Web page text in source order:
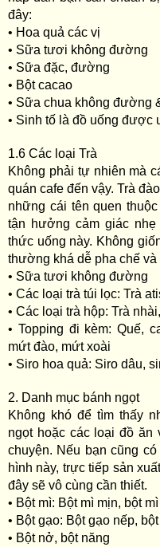
đây:
• Hoa quả các vị
• Sữa tươi không đường
• Sữa đặc, đường
• Bột cacao
• Sữa chua không đường
• Sinh tố là đồ uống được
1.6 Các loại Trà
Không phải tự nhiên mà
quán cafe đến vậy. Trà
những cái tên quen
tận hưởng cảm giác
thức uống này. Không
thường khá dễ pha chế
• Sữa tươi không đường
• Các loại trà túi lọc: Trà
• Các loại trà hộp: Trà
• Topping đi kèm: Quế,
mứt đào, mứt xoài
• Siro hoa quả: Siro dâu,
2. Danh mục bánh ngọt
Không khó để tìm thấy
ngọt hoặc các loại đồ ăn
chuyện. Nếu bạn cũng
hình này, trực tiếp sản
đây sẽ vô cùng cần thiết.
• Bột mì: Bột mì mịn, bột
• Bột gạo: Bột gạo nếp,
• Bột nở, bột năng